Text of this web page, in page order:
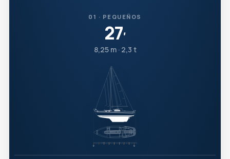
01 · PEQUEÑOS
27′
8,25 m · 2,3 t